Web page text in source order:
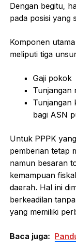
Dengan begitu,
pada posisi yang
Komponen
meliputi tiga
Gaji pokok
Tunjangan
Tunjangan
bagi ASN
Untuk PPPK
pemberian tetap
namun besaran
kemampuan
daerah. Hal ini
berkeadilan
yang memiliki
Baca juga: